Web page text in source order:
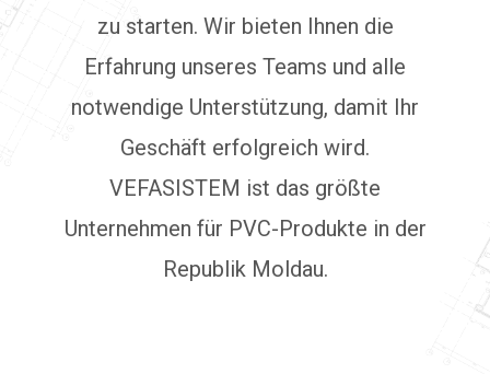
zu starten. Wir bieten Ihnen die
Erfahrung unseres Teams und alle
notwendige Unterstützung, damit Ihr
Geschäft erfolgreich wird.
VEFASISTEM ist das größte
Unternehmen für PVC-Produkte in der
Republik Moldau.